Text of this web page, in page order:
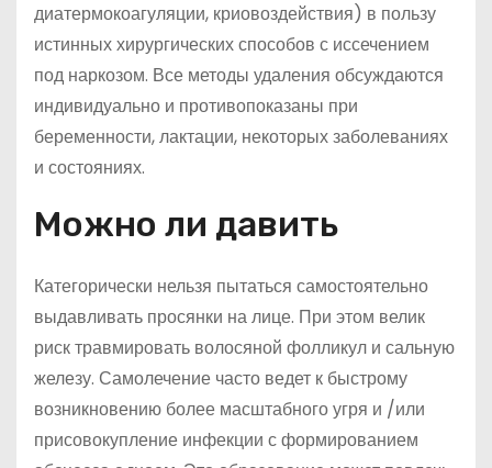
диатермокоагуляции, криовоздействия) в пользу
истинных хирургических способов с иссечением
под наркозом. Все методы удаления обсуждаются
индивидуально и противопоказаны при
беременности, лактации, некоторых заболеваниях
и состояниях.
Можно ли давить
Категорически нельзя пытаться самостоятельно
выдавливать просянки на лице. При этом велик
риск травмировать волосяной фолликул и сальную
железу. Самолечение часто ведет к быстрому
возникновению более масштабного угря и /или
присовокупление инфекции с формированием